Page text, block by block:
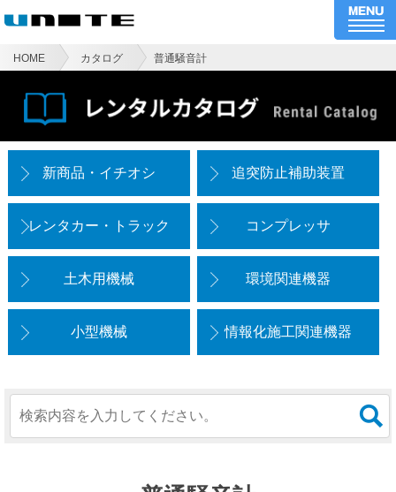
HOME カタログ 普通騒音計
新商品・イチオシ 追突防止補助装置
レンタカー・トラック コンプレッサ
土木用機械 環境関連機器
小型機械 情報化施工関連機器